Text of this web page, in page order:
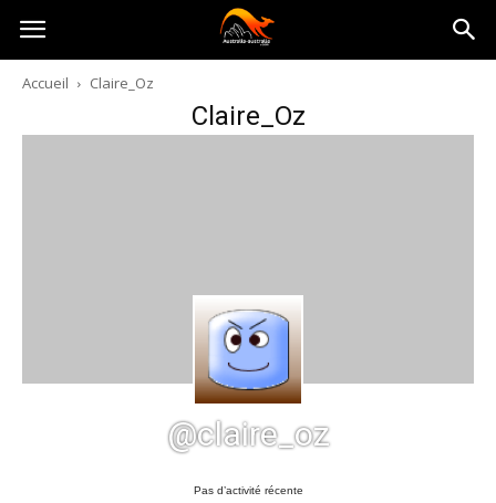
Australia-
australie.com
Accueil Claire_Oz
Claire_Oz
@claire_oz
Pas d’activité récente